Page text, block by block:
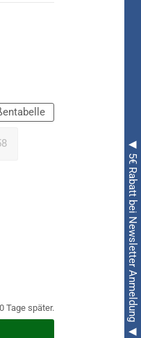
◀ 5€ Rabatt bei Newsletter Anmeldung ◀
Tage später.